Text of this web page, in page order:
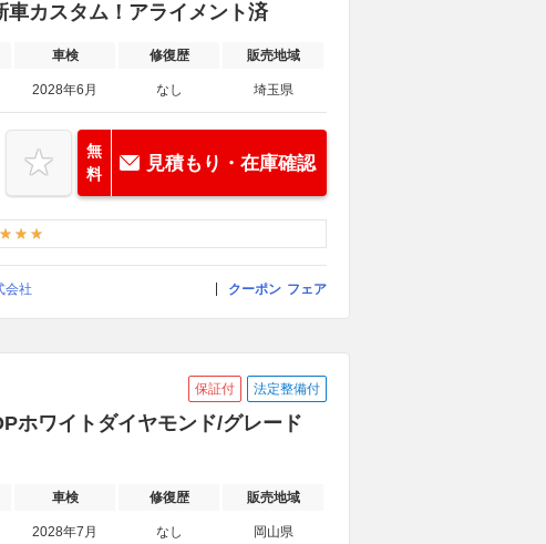
車カスタム！アライメント済
車検 修復歴 販売地域
2028年6月 なし 埼玉県
無
料
見積もり・在庫確認
会社 クーポン フェア
保証付 法定整備付
ホワイトダイヤモンド/グレード
車検 修復歴 販売地域
2028年7月 なし 岡山県